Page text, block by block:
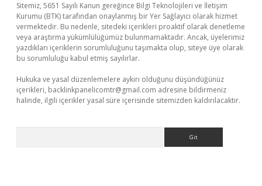
Sitemiz, 5651 Sayılı Kanun gereğince Bilgi Teknolojileri ve İletişim
Kurumu (BTK) tarafından onaylanmış bir Yer Sağlayıcı olarak hizmet
vermektedir. Bu nedenle, sitedeki içerikleri proaktif olarak denetleme
veya araştırma yükümlülüğümüz bulunmamaktadır. Ancak, üyelerimiz
yazdıkları içeriklerin sorumluluğunu taşımakta olup, siteye üye olarak
bu sorumluluğu kabul etmiş sayılırlar.
Hukuka ve yasal düzenlemelere aykırı olduğunu düşündüğünüz
içerikleri, backlinkpanelicomtr@gmail.com adresine bildirmeniz
halinde, ilgili içerikler yasal süre içerisinde sitemizden kaldırılacaktır.